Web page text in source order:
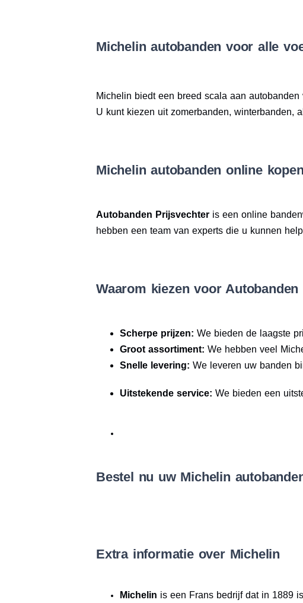
Michelin autobanden voor alle
Michelin biedt een breed scala aan
U kunt kiezen uit zomerbanden, winterbanden,
Michelin autobanden online
Autobanden Prijsvechter is een online
hebben een team van experts die u kunnen
Waarom kiezen voor
Scherpe prijzen: We bieden de laagste
Groot assortiment: We hebben veel
Snelle levering: We leveren uw banden
Uitstekende service: We bieden een
Bestel nu uw Michelin
Extra informatie over Michelin
Michelin is een Frans bedrijf dat in 1889